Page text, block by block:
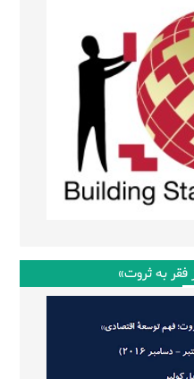
فقر به ثروت»